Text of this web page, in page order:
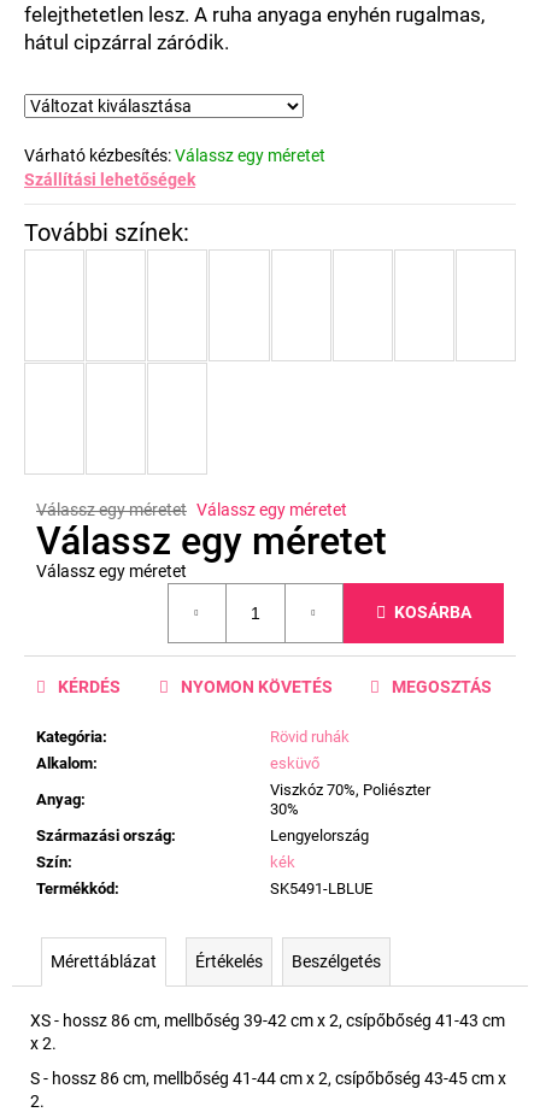
felejthetetlen lesz. A ruha anyaga enyhén rugalmas,
hátul cipzárral záródik.
Várható kézbesítés:Válassz egy méretet
Szállítási lehetőségek
Válassz egy méretet Válassz egy méretet
Válassz egy méretet
Válassz egy méretet
KOSÁRBA
Kategória:
Rövid ruhák
Alkalom:
esküvő
Anyag:
Viszkóz 70%, Poliészter
30%
Származási ország:
Lengyelország
Szín:
kék
Termékkód : SK5491-LBLUE
KÉRDÉS NYOMON KÖVETÉS MEGOSZTÁS
Mérettáblázat Értékelés Beszélgetés
XS - hossz 86 cm, mellbőség 39-42 cm x 2, csípőbőség 41-43 cm
x 2.
S - hossz 86 cm, mellbőség 41-44 cm x 2, csípőbőség 43-45 cm x
2.